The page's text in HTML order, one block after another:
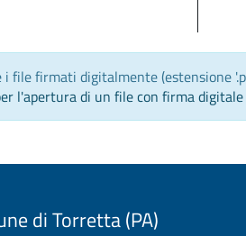
i file firmati digitalmente (estensione
l'apertura di un file con firma digitale
di Torretta (PA)